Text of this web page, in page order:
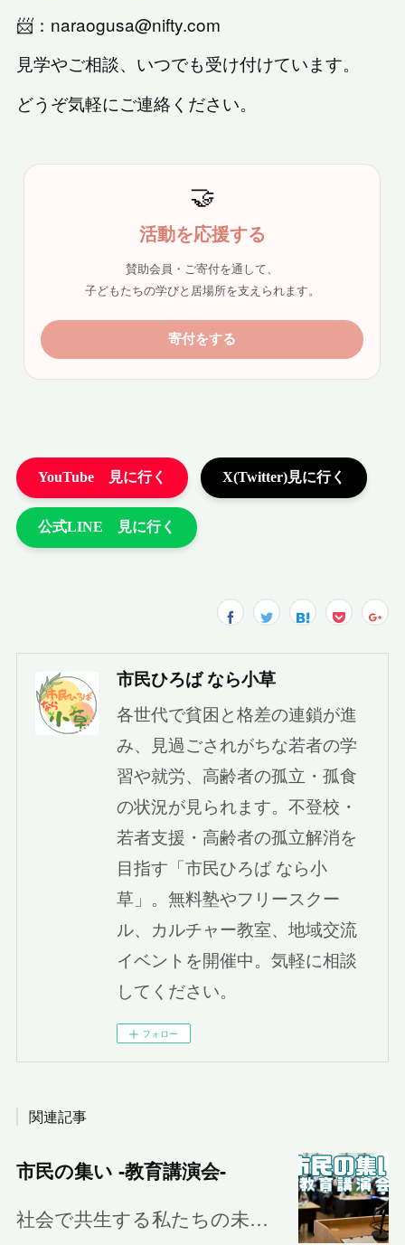
📨：naraogusa@nifty.com
見学やご相談、いつでも受け付けています。
どうぞ気軽にご連絡ください。
市民ひろば なら小草
各世代で貧困と格差の連鎖が進
み、見過ごされがちな若者の学
習や就労、高齢者の孤立・孤食
の状況が見られます。不登校・
若者支援・高齢者の孤立解消を
目指す「市民ひろば なら小
草」。無料塾やフリースクー
ル、カルチャー教室、地域交流
イベントを開催中。気軽に相談
してください。
フォロー
関連記事
市民の集い ‐教育講演会‐
社会で共生する私たちの未…